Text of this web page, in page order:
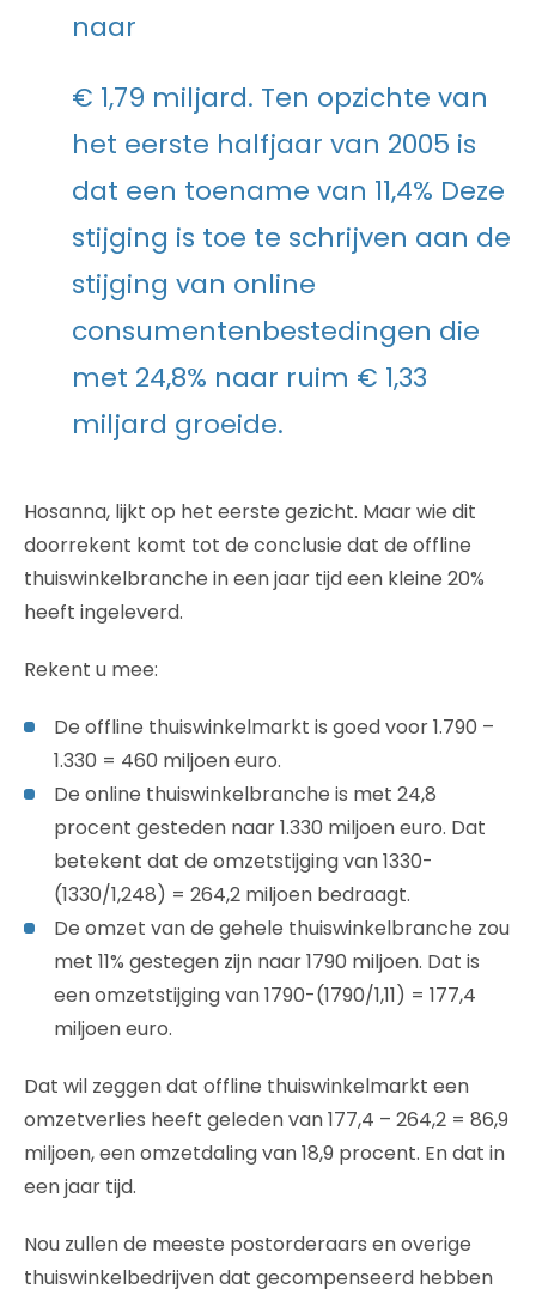
naar
€ 1,79 miljard. Ten opzichte van
het eerste halfjaar van 2005 is
dat een toename van 11,4% Deze
stijging is toe te schrijven aan de
stijging van online
consumentenbestedingen die
met 24,8% naar ruim € 1,33
miljard groeide.
Hosanna, lijkt op het eerste gezicht. Maar wie dit
doorrekent komt tot de conclusie dat de offline
thuiswinkelbranche in een jaar tijd een kleine 20%
heeft ingeleverd.
Rekent u mee:
De offline thuiswinkelmarkt is goed voor 1.790 –
1.330 = 460 miljoen euro.
De online thuiswinkelbranche is met 24,8
procent gesteden naar 1.330 miljoen euro. Dat
betekent dat de omzetstijging van 1330-
(1330/1,248) = 264,2 miljoen bedraagt.
De omzet van de gehele thuiswinkelbranche zou
met 11% gestegen zijn naar 1790 miljoen. Dat is
een omzetstijging van 1790-(1790/1,11) = 177,4
miljoen euro.
Dat wil zeggen dat offline thuiswinkelmarkt een
omzetverlies heeft geleden van 177,4 – 264,2 = 86,9
miljoen, een omzetdaling van 18,9 procent. En dat in
een jaar tijd.
Nou zullen de meeste postorderaars en overige
thuiswinkelbedrijven dat gecompenseerd hebben